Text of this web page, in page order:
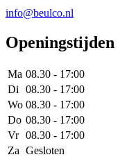
info@beulco.nl
Openingstijden
Ma 08.30 - 17:00
Di
08.30 - 17:00
Wo 08.30 - 17:00
Do 08.30 - 17:00
Vr 08.30 - 17:00
Za Gesloten